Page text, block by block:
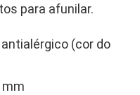
para afunilar.
(cor do
mm